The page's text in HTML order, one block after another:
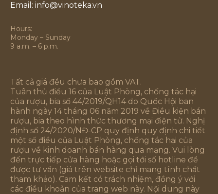
Email: info@vinoteka.vn
Hours:
Monday – Sunday
9 a.m. – 6 p.m.
Tất cả giá đều chưa bao gồm VAT.
Tuân thủ điều 16 của Luật Phòng, chống tác hại
của rượu, bia số 44/2019/QH14 do Quốc Hội ban
hành ngày 14 tháng 06 năm 2019 về Điều kiện bán
rượu, bia theo hình thức thương mại điện tử. Nghị
định số 24/2020/NĐ-CP quy định quy định chi tiết
một số điều của Luật Phòng, chống tác hại của
rượu về kinh doanh bán hàng qua mạng. Vui lòng
đến trực tiếp cửa hàng hoặc gọi tới số hotline để
được tư vấn (giá trên website chỉ mang tính chất
tham khảo). Cam kết có trách nhiệm, đồng ý với
các điều khoản của trang web này. Nội dung này